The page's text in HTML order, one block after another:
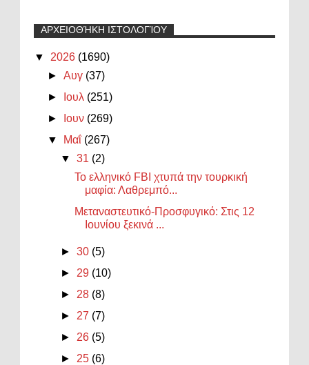
ΑΡΧΕΙΟΘΉΚΗ ΙΣΤΟΛΟΓΊΟΥ
▼ 2026 (1690)
►Αυγ (37)
►
Ιουλ (251)
►
Ιουν (269)
▼
Μαΐ (267)
▼31 (2)
Το ελληνικό FBI χτυπά την τουρκική
μαφία: Λαθρεμπό...
Μεταναστευτικό-Προσφυγικό: Στις 12
Ιουνίου ξεκινά ...
►30 (5)
► 29 (10)
► 28 (8)
► 27 (7)
► 26 (5)
► 25 (6)